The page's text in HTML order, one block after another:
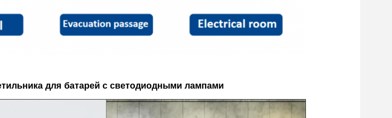
для батарей с светодиодными лампами